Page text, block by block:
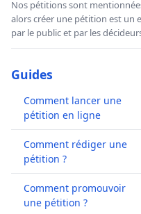
Nos pétitions sont
alors créer une pétition est un
par le public et par les
Guides
Comment lancer une
pétition en ligne
Comment rédiger une
pétition ?
Comment promouvoir
une pétition ?